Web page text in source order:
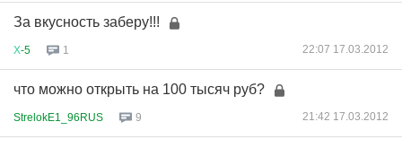
За вкусность заберу!!!
Х-5 1 22:07 17.03.2012
что можно открыть на 100 тысяч руб?
StrelokE1_96RUS 9 21:42 17.03.2012